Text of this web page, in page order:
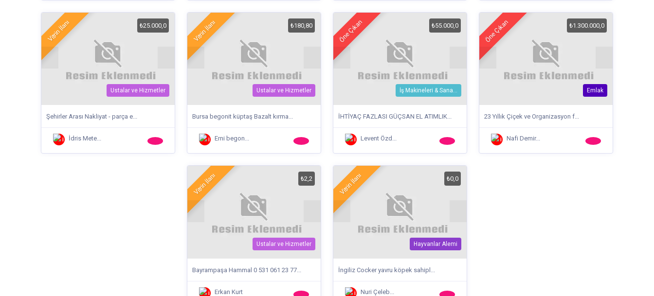
Vitrin İlanı
Ustalar ve Hizmetler
₺25.000,0
Şehirler Arası Nakliyat - parça e...
İdris Mete...
Vitrin İlanı
Ustalar ve Hizmetler
₺180,80
Bursa begonit küptaş Bazalt kırma...
Erni begon...
Öne Çıkan
İş Makineleri & Sana...
₺55.000,0
İHTİYAÇ FAZLASI GÜÇSAN EL ATIMLIK...
Levent Özd...
Öne Çıkan
Emlak
₺1.300.000,0
23 Yıllık Çiçek ve Organizasyon f...
Nafi Demir...
Vitrin İlanı
Ustalar ve Hizmetler
₺2,2
Bayrampaşa Hammal 0 531 061 23 77...
Erkan Kurt
Vitrin İlanı
Hayvanlar Alemi
₺0,0
İngiliz Cocker yavru köpek sahipl...
Nuri Çeleb...